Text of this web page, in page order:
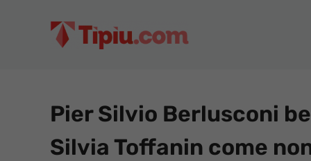
Pier Silvio Berlusconi
Silvia Toffanin come